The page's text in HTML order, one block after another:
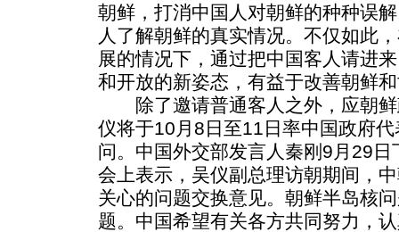
朝鲜，打消中国人对朝鲜的种种误
人了解朝鲜的真实情况。不仅如此
展的情况下，通过把中国客人请进
和开放的新姿态，有益于改善朝鲜
除了邀请普通客人之外，应朝鲜
仪将于10月8日至11日率中国政府
问。中国外交部发言人秦刚9月29
会上表示，吴仪副总理访朝期间，
关心的问题交换意见。朝鲜半岛核
题。中国希望有关各方共同努力，